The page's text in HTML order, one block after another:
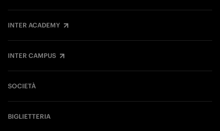
INTER ACADEMY
INTER CAMPUS
SOCIETÀ
BIGLIETTERIA